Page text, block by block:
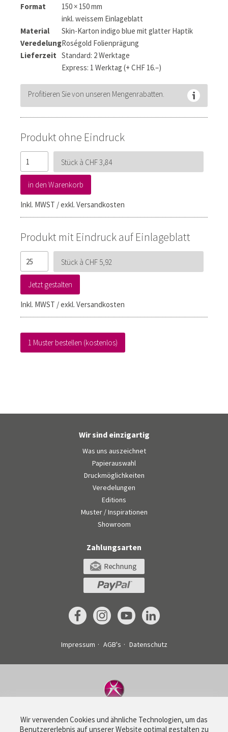
Format
150 × 150 mm
inkl. weissem Einlageblatt
Material
Skin-Karton indigo blue mit glatter Haptik
VeredelungRoségold Folienprägung
Lieferzeit Standard: 2 Werktage
Express: 1 Werktag (+ CHF 16.–)
Profitieren Sie von unseren Mengenrabatten.
Produkt ohne Eindruck
Stück à CHF 3,84
in den Warenkorb
Inkl. MWST / exkl. Versandkosten
Produkt mit Eindruck auf Einlageblatt
Stück à CHF 5,92
Jetzt gestalten
Inkl. MWST / exkl. Versandkosten
1 Muster bestellen (kostenlos)
Wir verwenden Cookies und ähnliche Technologien, um das
Benutzererlebnis auf unserer Website optimal gestalten zu
Wir sind einzigartig
Was uns auszeichnet
Papierauswahl
Druckmöglichkeiten
Veredelungen
Editions
Muster / Inspirationen
Showroom
Zahlungsarten
Impressum AGB's Datenschutz
©Drucksachenexpress AG
Haldenstrasse 160